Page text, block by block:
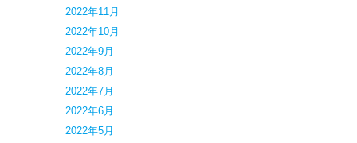
2022年11月
2022年10月
2022年9月
2022年8月
2022年7月
2022年6月
2022年5月